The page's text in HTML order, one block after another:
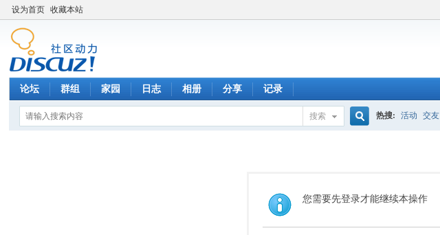
设为首页 收藏本站
论坛 群组 家园 日志 相册 分享 记录
搜索
索
热搜: 活动 交友
您需要先登录才能继续本操作